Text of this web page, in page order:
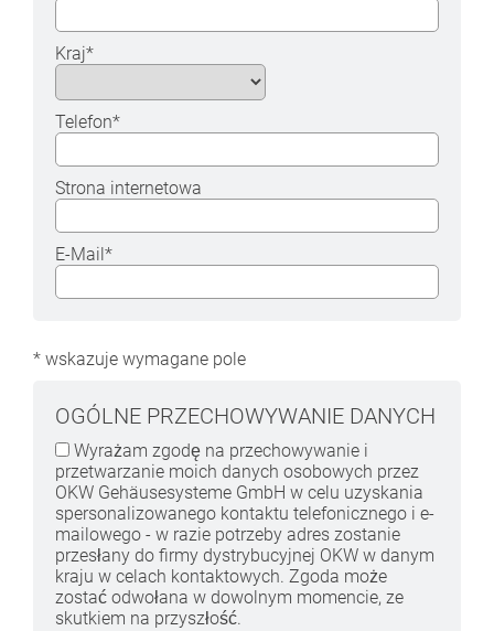
Kraj*
Telefon*
Strona internetowa
E-Mail*
* wskazuje wymagane pole
OGÓLNE PRZECHOWYWANIE DANYCH
Wyrażam zgodę na przechowywanie i
przetwarzanie moich danych osobowych przez
OKW Gehäusesysteme GmbH w celu uzyskania
spersonalizowanego kontaktu telefonicznego i e-
mailowego - w razie potrzeby adres zostanie
przesłany do firmy dystrybucyjnej OKW w danym
kraju w celach kontaktowych. Zgoda może
zostać odwołana w dowolnym momencie, ze
skutkiem na przyszłość.